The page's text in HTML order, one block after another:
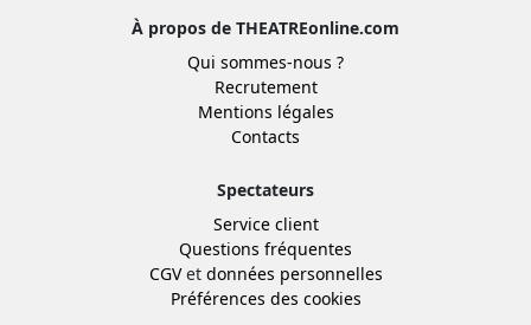
À propos de THEATREonline.com
Qui sommes-nous ?
Recrutement
Mentions légales
Contacts
Spectateurs
Service client
Questions fréquentes
CGVet données personnelles
Préférences des cookies